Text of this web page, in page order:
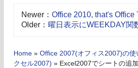
Newer： Office 2010, that's Office
Older： 曜日表示にWEEKDAY関
Home » Office 2007(オフィス2007)の使
クセル2007) » Excel2007でシートの追